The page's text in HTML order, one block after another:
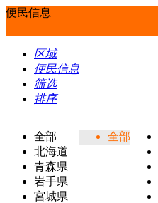
便民信息
区域
便民信息
筛选
排序
全部
北海道
青森県
岩手県
宮城県
全部